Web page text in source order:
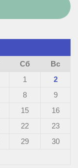
Сб
Вс
1
2
8
9
15
16
22
23
29
30